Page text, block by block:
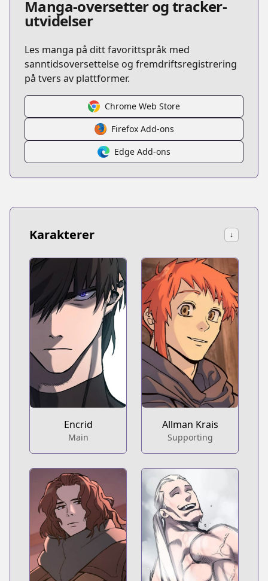
Manga-oversetter og tracker-
utvidelser
Les manga på ditt favorittspråk med
sanntidsoversettelse og fremdriftsregistrering
på tvers av plattformer.
Chrome Web Store
Firefox Add-ons
Edge Add-ons
Karakterer ↓
Encrid
Main
Allman Krais
Supporting